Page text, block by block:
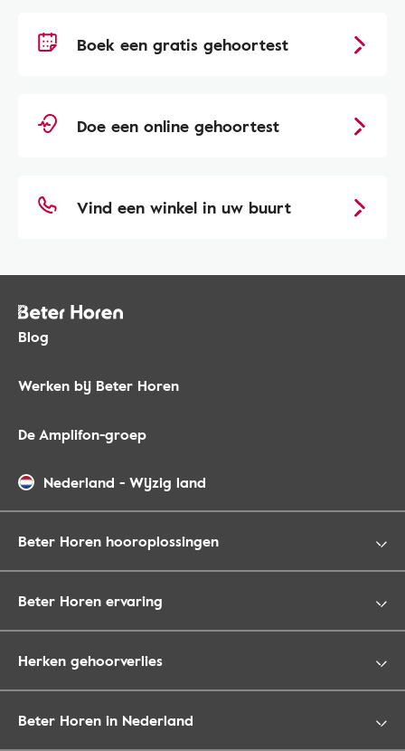
Boek een gratis gehoortest
Doe een online gehoortest
Vind een winkel in uw buurt
Blog
Werken bij Beter Horen
De Amplifon-groep
Nederland - Wijzig land
Beter Horen hooroplossingen
Beter Horen ervaring
Herken gehoorverlies
Beter Horen in Nederland